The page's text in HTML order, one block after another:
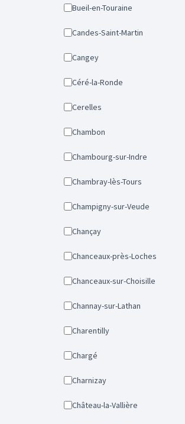
Bueil-en-Touraine
Candes-Saint-Martin
Cangey
Céré-la-Ronde
Cerelles
Chambon
Chambourg-sur-Indre
Chambray-lès-Tours
Champigny-sur-Veude
Chançay
Chanceaux-près-Loches
Chanceaux-sur-Choisille
Channay-sur-Lathan
Charentilly
Chargé
Charnizay
Château-la-Vallière